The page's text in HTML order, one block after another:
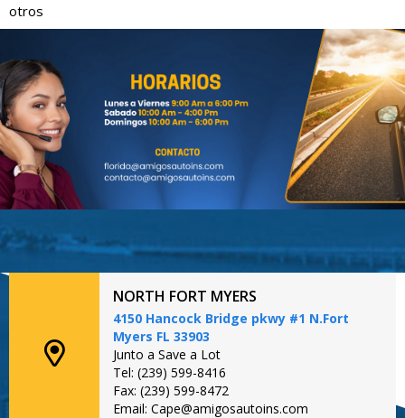
otros
NORTH FORT MYERS
4150 Hancock Bridge pkwy #1 N.Fort
Myers FL 33903
Junto a Save a Lot
Tel: (239) 599-8416
Fax: (239) 599-8472
Email: Cape@amigosautoins.com